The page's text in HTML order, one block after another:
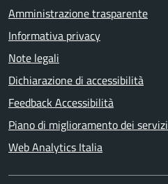
Amministrazione trasparente
Informativa privacy
Note legali
Dichiarazione di accessibilità
Feedback Accessibilità
Piano di miglioramento dei servizi
Web Analytics Italia